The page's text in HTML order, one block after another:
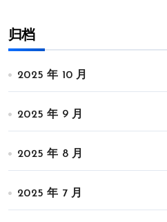
归档
2025 年 10 月
2025 年 9 月
2025 年 8 月
2025 年 7 月